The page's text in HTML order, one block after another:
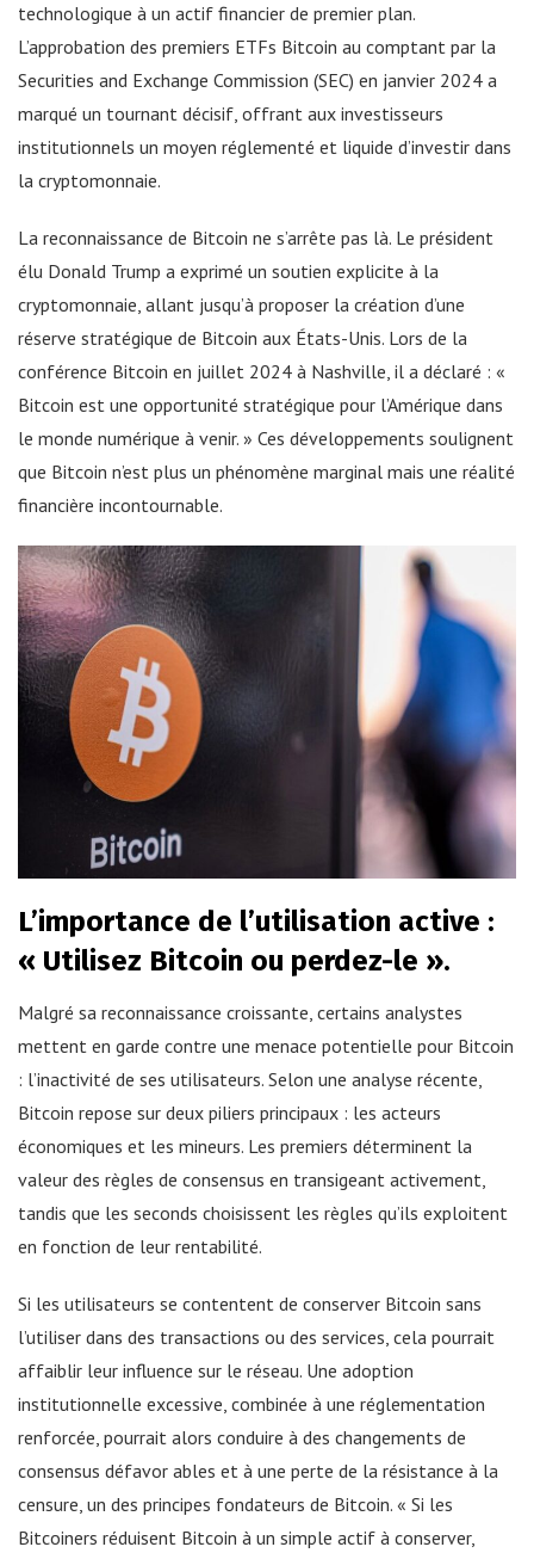
technologique à un actif financier de premier plan.
L’approbation des premiers ETFs Bitcoin au comptant par la
Securities and Exchange Commission (SEC) en janvier 2024 a
marqué un tournant décisif, offrant aux investisseurs
institutionnels un moyen réglementé et liquide d’investir dans
la cryptomonnaie.
La reconnaissance de Bitcoin ne s’arrête pas là. Le président
élu Donald Trump a exprimé un soutien explicite à la
cryptomonnaie, allant jusqu’à proposer la création d’une
réserve stratégique de Bitcoin aux États-Unis. Lors de la
conférence Bitcoin en juillet 2024 à Nashville, il a déclaré : «
Bitcoin est une opportunité stratégique pour l’Amérique dans
le monde numérique à venir. » Ces développements soulignent
que Bitcoin n’est plus un phénomène marginal mais une réalité
financière incontournable.
L’importance de l’utilisation active :
« Utilisez Bitcoin ou perdez-le ».
Malgré sa reconnaissance croissante, certains analystes
mettent en garde contre une menace potentielle pour Bitcoin
: l’inactivité de ses utilisateurs. Selon une analyse récente,
Bitcoin repose sur deux piliers principaux : les acteurs
économiques et les mineurs. Les premiers déterminent la
valeur des règles de consensus en transigeant activement,
tandis que les seconds choisissent les règles qu’ils exploitent
en fonction de leur rentabilité.
Si les utilisateurs se contentent de conserver Bitcoin sans
l’utiliser dans des transactions ou des services, cela pourrait
affaiblir leur influence sur le réseau. Une adoption
institutionnelle excessive, combinée à une réglementation
renforcée, pourrait alors conduire à des changements de
consensus défavor ables et à une perte de la résistance à la
censure, un des principes fondateurs de Bitcoin. « Si les
Bitcoiners réduisent Bitcoin à un simple actif à conserver,